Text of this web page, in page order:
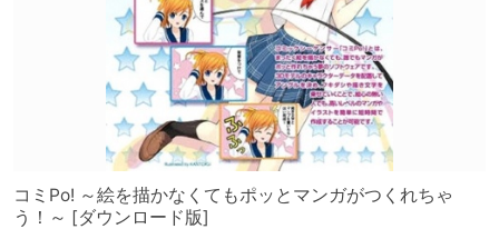
コミPo! ～絵を描かなくてもポッとマンガがつくれちゃ
う！～ [ダウンロード版]